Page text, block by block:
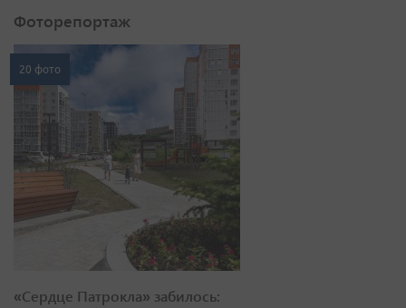
Фоторепортаж
20 фото
«Сердце Патрокла» забилось: